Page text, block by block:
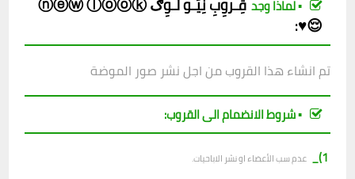
▪︎ لماذا وجد
😌♥️
:
تم انشاء هذا القروب من اجل نشر صور الموضة
▪︎ شروط الانضمام الى القروب:
1)_
عدم سب الأعضاء او نشر الاباحيات.